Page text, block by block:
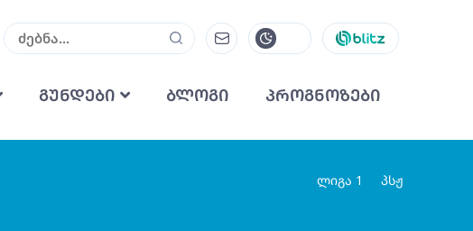
გუნდები ბლოგი პროგნოზები
ლიგა 1 პსჟ